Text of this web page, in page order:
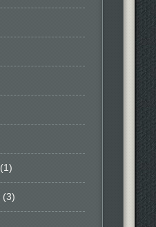
(1)
(3)